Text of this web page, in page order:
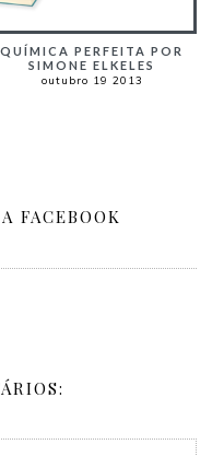
QUÍMICA PERFEITA POR
SIMONE ELKELES
outubro 19 2013
FACEBOOK